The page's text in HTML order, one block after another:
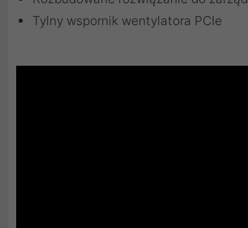
Tylny wspornik wentylatora PCIe